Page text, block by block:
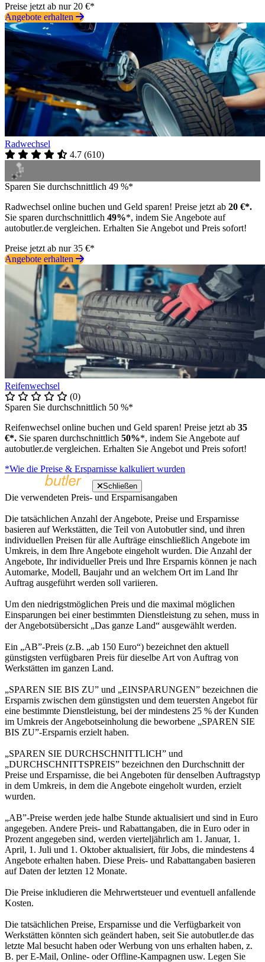
Preise jetzt ab nur 20 €*
Angebote erhalten
Radwechsel
4.7 (610)
Sparen Sie durchschnittlich 49 %*
Radwechsel online buchen und Geld sparen! Preise jetzt ab 20 €*.
Sie sparen durchschnittlich 49%*, indem Sie Angebote auf
autobutler.de vergleichen. Erhalten Sie Angebot und Preis sofort!
Preise jetzt ab nur 35 €*
Angebote erhalten
Reifenwechsel
(0)
Sparen Sie durchschnittlich 50 %*
Reifenwechsel online buchen und Geld sparen! Preise jetzt ab 35
€*. Sie sparen durchschnittlich 50%*, indem Sie Angebote auf
autobutler.de vergleichen. Erhalten Sie Angebot und Preis sofort!
*Wie die Preise & Ersparnisse kalkuliert wurden
Schließen
Die verwendeten Preis- und Ersparnisangaben
Die tatsächlichen Anzahl der Angebote, Preise und Ersparnisse
basieren auf Werkstätten, die Teil von Autobutler sind, und ihren
individuellen Preisen für alle Aufträge einschließlich Angebote im
Umkreis, in dem Ihre Angebote eingeholt wurden. Die Anzahl der
Angebote, Ihr individueller Preis und Ihre Ersparnis können je nach
Automarke, Modell, Baujahr und an welchem Ort im Land Ihr
Auftrag ausgeführt werden soll variieren.
Um den niedrigstmöglichen Preis und die maximal möglichen
Einsparungen bei einer bestimmten Dienstleistung zu sehen, muss in
der Angebotsübersicht „Das ganze Land“ ausgewählt werden.
Ein „AB”-Preis (z.B. „ab 150 Euro“) bezeichnet den aktuell
günstigsten verfügbaren Preis für dieselbe Art von Auftrag von
Werkstätten im ganzen Land.
„SPAREN SIE BIS ZU” und „EINSPARUNGEN” bezeichnen die
Ersparnis zwischen dem günstigsten und dem teuersten Angebot für
eine bestimmte Dienstleistung, bei der mindestens 25 % der Kunden
im Umkreis der Angebotseinholung die beworbene „SPAREN SIE
BIS ZU”-Ersparnis erzielt haben.
„SPAREN SIE DURCHSCHNITTLICH” und
„DURCHSCHNITTSPREIS” bezeichnen den Durchschnitt der
Preise und Ersparnisse, die bei Angeboten für denselben Auftragstyp
in dem Umkreis, in dem die Angebote eingeholt wurden, erzielt
wurden.
„AB”-Preise werden jede halbe Stunde aktualisiert und sind in Euro
angegeben. Andere Preis- und Rabattangaben, die in Euro oder in
Prozent angegeben sind, werden vierteljährlich am 1. Januar, 1.
April, 1. Juli und 1. Oktober aktualisiert, für Jobs, die mindestens 4
Angebote erhalten haben. Diese Preis- und Rabattangaben basieren
auf Daten der letzten 12 Monate.
Die Preise inkludieren die Mehrwertsteuer und eventuell anfallende
Kosten.
Die tatsächlichen Preise, Ersparnisse und die Verfügbarkeit von
Werkstätten könnten sich geändert haben, seit Sie autobutler.de das
letzte Mal besucht haben oder Werbung von uns erhalten haben, z.
B. per E-Mail, Online- oder Offline-Kampagnen usw. Legen Sie